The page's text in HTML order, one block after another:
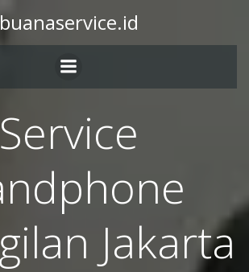
Service
Jakarta